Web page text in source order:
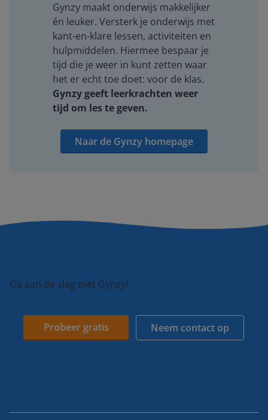
Gynzy maakt onderwijs makkelijker
én leuker. Versterk je onderwijs met
kant-en-klare lessen, activiteiten en
hulpmiddelen. Hiermee bespaar je
tijd die je weer in kunt zetten waar
het er echt toe doet: voor de klas.
Gynzy geeft leerkrachten weer
tijd om les te geven.
Naar de Gynzy homepage
Ga aan de slag met Gynzy!
Probeer gratis Neem contact op